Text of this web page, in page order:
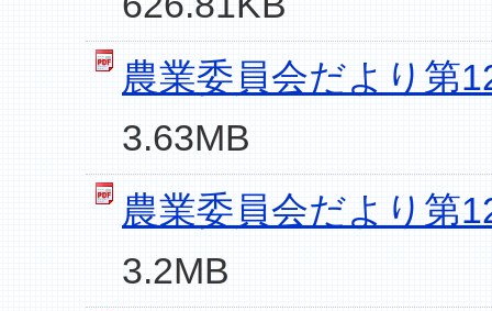
農業委員会だより第
3.63MB
農業委員会だより第
3.2MB